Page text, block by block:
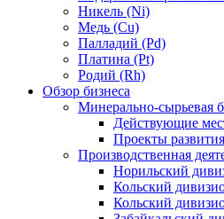
Никель (Ni)
Медь (Cu)
Палладий (Pd)
Платина (Pt)
Родий (Rh)
Обзор бизнеса
Минерально-сырьевая
Действующие
Проекты развития
Производственная
Норильский
Кольский
Кольский